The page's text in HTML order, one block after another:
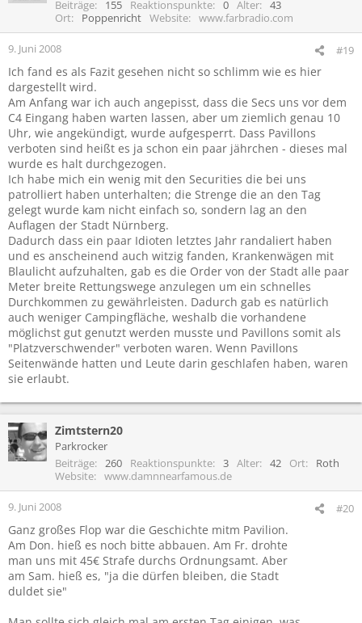
Beiträge
155 Reaktionspunkte 0 Alter
43
Ort
Poppenricht Website www.farbradio.com
9. Juni 2008 #19
Ich fand es als Fazit gesehen nicht so schlimm wie es hier
dargestellt wird.
Am Anfang war ich auch angepisst, dass die Secs uns vor dem
C4 Eingang haben warten lassen, aber um ziemlich genau 10
Uhr, wie angekündigt, wurde aufgesperrt. Dass Pavillons
verboten sind heißt es ja schon ein paar jährchen - dieses mal
wurde es halt durchgezogen.
Ich habe mich ein wenig mit den Securities die bei uns
patrolliert haben unterhalten; die Strenge die an den Tag
gelegt wurde kam nicht einfach so, sondern lag an den
Auflagen der Stadt Nürnberg.
Dadurch dass ein paar Idioten letztes Jahr randaliert haben
und es anscheinend auch witzig fanden, Krankenwägen mit
Blaulicht aufzuhalten, gab es die Order von der Stadt alle paar
Meter breite Rettungswege anzulegen um ein schnelles
Durchkommen zu gewährleisten. Dadurch gab es natürlich
auch weniger Campingfläche, weshalb die vorhandene
möglichst gut genutzt werden musste und Pavillons somit als
"Platzverschwender" verboten waren. Wenn Pavillons
Seitenwände hatten und Leute darin geschlafen haben, waren
sie erlaubt.
Zimtstern20
Parkrocker
Beiträge
260 Reaktionspunkte 3 Alter 42 Ort
Roth
Website
www.damnnearfamous.de
9. Juni 2008 #20
Ganz großes Flop war die Geschichte mitm Pavilion.
Am Don. hieß es noch bitte abbauen. Am Fr. drohte
man uns mit 45€ Strafe durchs Ordnungsamt. Aber
am Sam. hieß es, "ja die dürfen bleiben, die Stadt
duldet sie"